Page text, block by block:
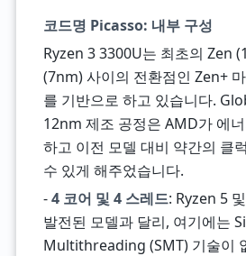
코드명 Picasso: 내부 구성
Ryzen 3 3300U는 최초의 Zen
(7nm) 사이의 전환점인 Zen+
를 기반으로 하고 있습니다.
12nm 제조 공정은 AMD가 에
하고 이전 모델 대비 약간의 클
수 있게 해주었습니다.
-4 코어 및 4 스레드: Ryzen 5
발전된 모델과 달리, 여기에는
Multithreading (SMT) 기술이